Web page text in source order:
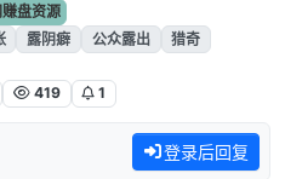
赚盘资源
露阴癖 公众露出
猎奇
419 1
登录后回复